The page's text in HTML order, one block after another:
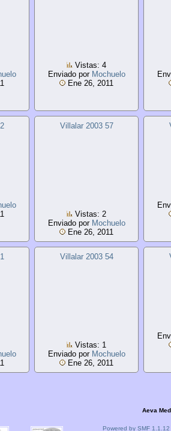
Vistas: 4
Enviado por Mochuelo
Ene 26, 2011
Villalar 2003 57
Vistas: 2
Enviado por Mochuelo
Ene 26, 2011
Villalar 2003 54
Vistas: 1
Enviado por Mochuelo
Ene 26, 2011
Aeva
Powered by SMF 1.1.12